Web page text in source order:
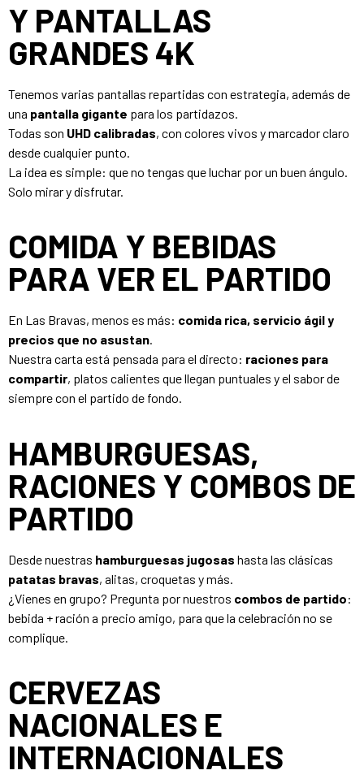
Y PANTALLAS
GRANDES 4K
Tenemos varias pantallas repartidas con estrategia, además de
una pantalla gigante para los partidazos.
Todas son UHD calibradas, con colores vivos y marcador claro
desde cualquier punto.
La idea es simple: que no tengas que luchar por un buen ángulo.
Solo mirar y disfrutar.
COMIDA Y BEBIDAS
PARA VER EL PARTIDO
En Las Bravas, menos es más: comida rica, servicio ágil y
precios que no asustan.
Nuestra carta está pensada para el directo: raciones para
compartir, platos calientes que llegan puntuales y el sabor de
siempre con el partido de fondo.
HAMBURGUESAS,
RACIONES Y COMBOS DE
PARTIDO
Desde nuestras hamburguesas jugosas hasta las clásicas
patatas bravas, alitas, croquetas y más.
¿Vienes en grupo? Pregunta por nuestros combos de partido:
bebida + ración a precio amigo, para que la celebración no se
complique.
CERVEZAS
NACIONALES E
INTERNACIONALES